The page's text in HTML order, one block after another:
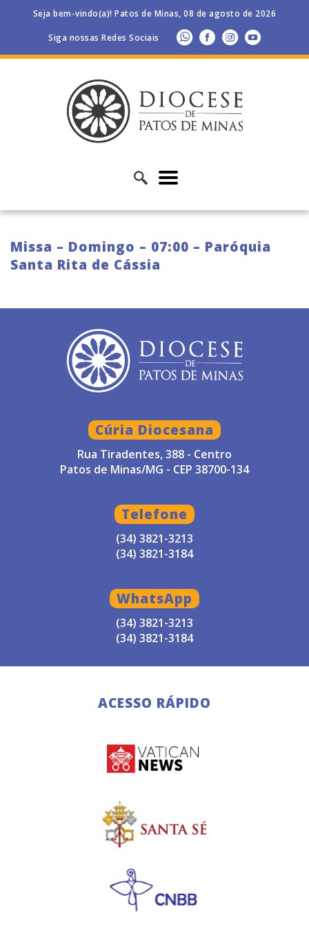
Seja bem-vindo(a)! Patos de Minas, 08 de agosto de 2026
Siga nossas Redes Sociais
Missa – Domingo – 07:00 – Paróquia
Santa Rita de Cássia
Cúria Diocesana
Rua Tiradentes, 388 - Centro
Patos de Minas/MG - CEP 38700-134
Telefone
(34) 3821-3213
(34) 3821-3184
WhatsApp
(34) 3821-3213
(34) 3821-3184
ACESSO RÁPIDO